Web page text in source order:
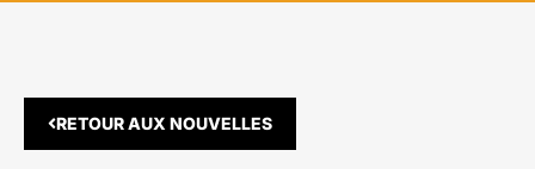
RETOUR AUX NOUVELLES